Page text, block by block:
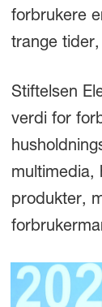
forbrukere
trange
Stiftelsen
verdi for
multimedia,
produkter,